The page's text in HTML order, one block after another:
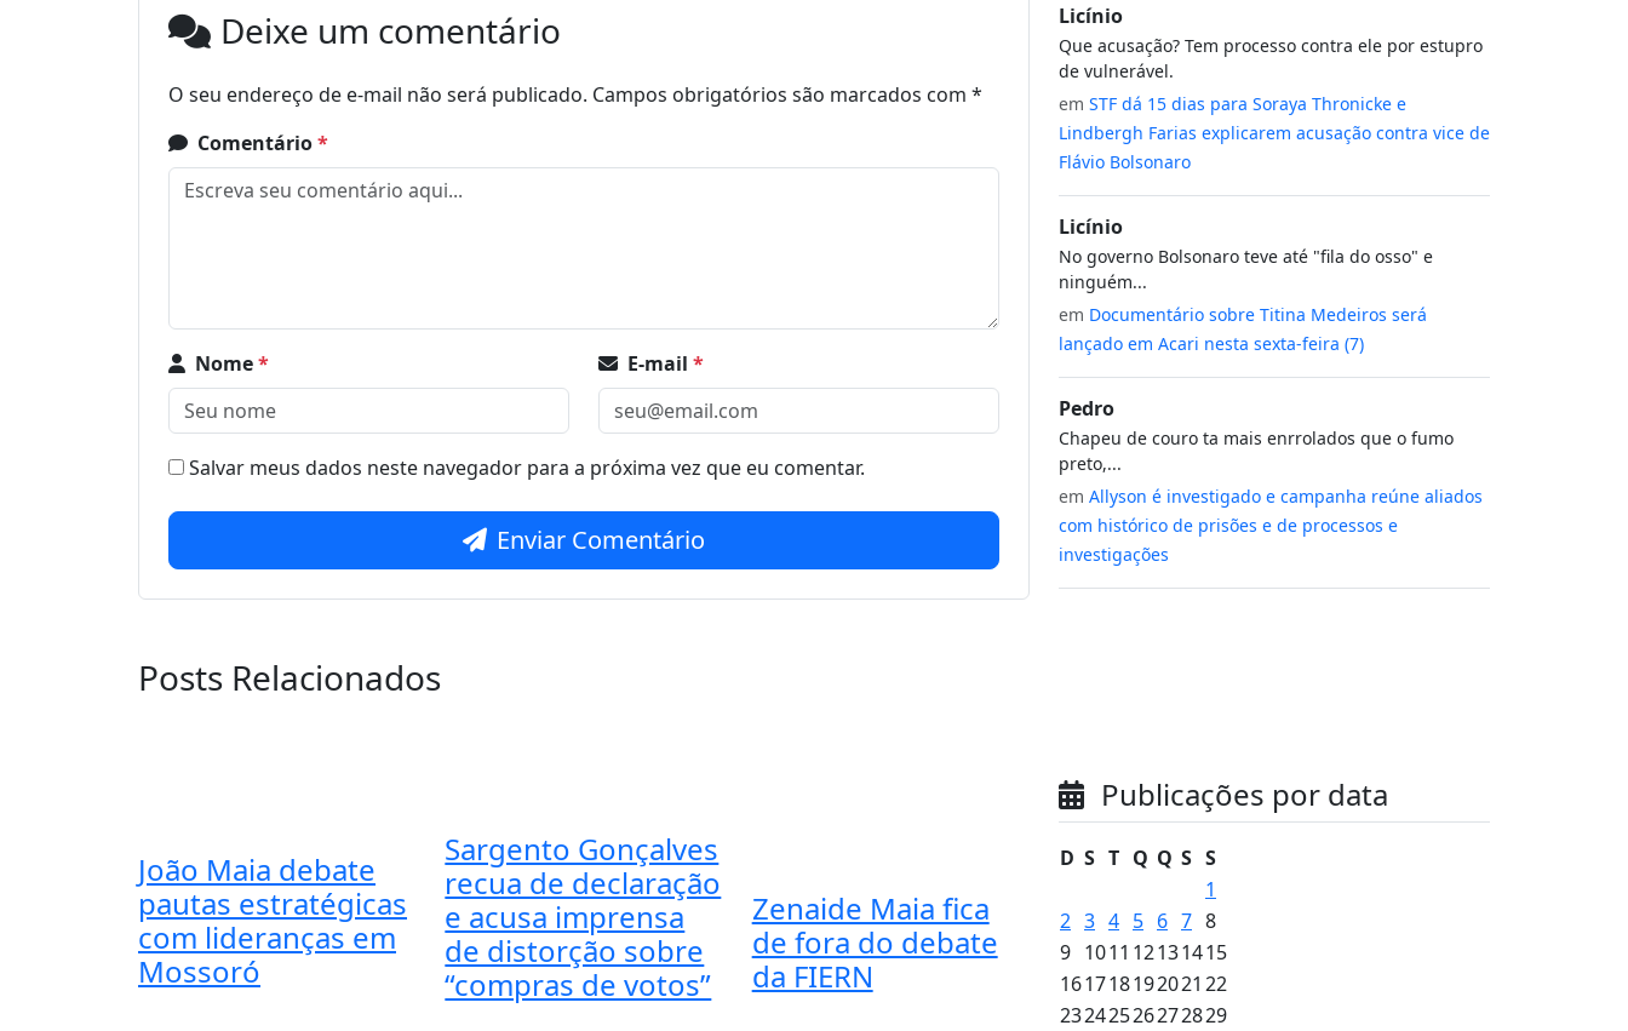
Deixe um comentário
O seu endereço de e-mail não será publicado. Campos obrigatórios são marcados com *
Comentário*
Nome* E-mail *
Salvar meus dados neste navegador para a próxima vez que eu comentar.
Enviar Comentário
Posts Relacionados
João Maia debate
pautas estratégicas
com lideranças em
Mossoró
Sargento Gonçalves
recua de declaração
e acusa imprensa
de distorção sobre
“compras de votos”
Zenaide Maia fica
de fora do debate
da FIERN
Licínio
Que acusação? Tem processo contra ele por estupro
de vulnerável.
em STF dá 15 dias para Soraya Thronicke e
Lindbergh Farias explicarem acusação contra vice de
Flávio Bolsonaro
Licínio
No governo Bolsonaro teve até "fila do osso" e
ninguém...
em Documentário sobre Titina Medeiros será
lançado em Acari nesta sexta-feira (7)
Pedro
Chapeu de couro ta mais enrrolados que o fumo
preto,...
em Allyson é investigado e campanha reúne aliados
com histórico de prisões e de processos e
investigações
Publicações por data
D S T Q Q S S
1
2 3 4 5 6 7 8
9 1011 12131415
161718192021 22
23242526272829